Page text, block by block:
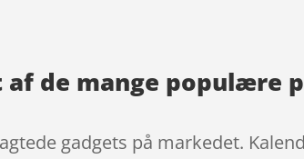
af de mange populære
gadgets på markedet.